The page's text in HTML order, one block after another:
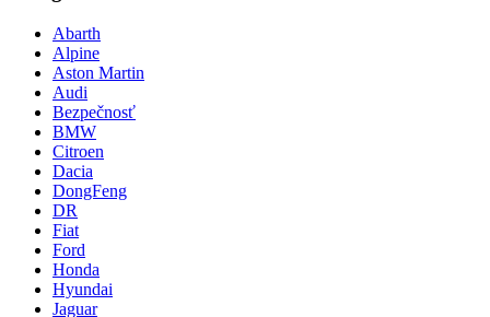
Abarth
Alpine
Aston Martin
Audi
Bezpečnosť
BMW
Citroen
Dacia
DongFeng
DR
Fiat
Ford
Honda
Hyundai
Jaguar